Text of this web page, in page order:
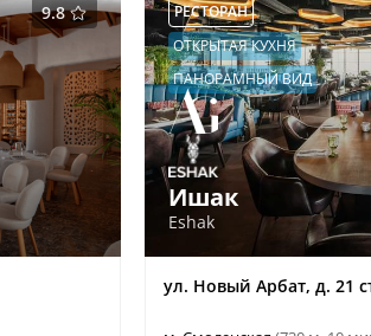
9.8
РЕСТОРАН
ОТКРЫТАЯ КУХНЯ
ПАНОРАМНЫЙ ВИД
Ишак
Eshak
ул. Новый Арбат, д. 21